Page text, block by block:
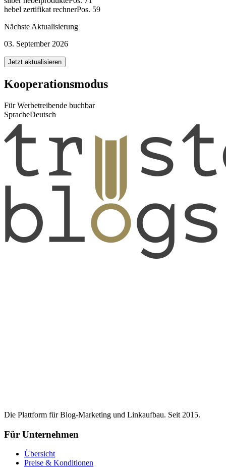
hebel zertifikat rechnerPos. 59
Nächste Aktualisierung
03. September 2026
Jetzt aktualisieren
Kooperationsmodus
Für Werbetreibende buchbar
SpracheDeutsch
Die Plattform für Blog-Marketing und Linkaufbau. Seit 2015.
Für Unternehmen
Übersicht
Preise & Konditionen